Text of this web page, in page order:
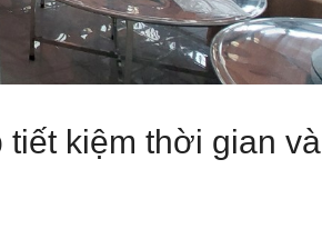
tiết kiệm thời gian và